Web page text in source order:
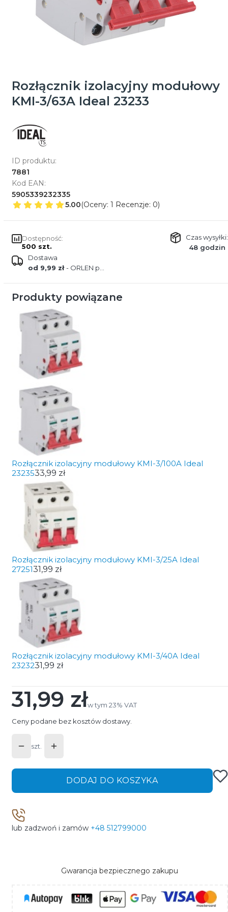
Rozłącznik izolacyjny modułowy
KMI-3/63A Ideal 23233
ID produktu:
7881
Kod EAN:
5905339232335
5.00(Oceny: 1 Recenzje: 0)
Dostępność:
500 szt.
Czas wysyłki:
48 godzin
Dostawa
od 9,99 zł- ORLEN paczka
Produkty powiązane
Rozłącznik izolacyjny modułowy KMI-3/100A Ideal
2323533,99 zł
Rozłącznik izolacyjny modułowy KMI-3/25A Ideal
2725131,99 zł
Rozłącznik izolacyjny modułowy KMI-3/40A Ideal
2323231,99 zł
Cena
31,99 złw tym 23% VAT
w tym 23% VAT
Ceny podane bez kosztów dostawy.
szt.
DODAJ DO KOSZYKA
lub zadzwoń i zamów +48 512799000
Gwarancja bezpiecznego zakupu